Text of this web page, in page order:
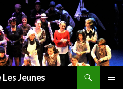
Jeunes